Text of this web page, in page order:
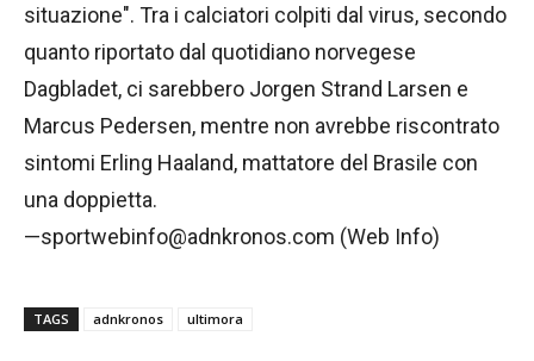
situazione". Tra i calciatori colpiti dal virus, secondo
quanto riportato dal quotidiano norvegese
Dagbladet, ci sarebbero Jorgen Strand Larsen e
Marcus Pedersen, mentre non avrebbe riscontrato
sintomi Erling Haaland, mattatore del Brasile con
una doppietta.
—sportwebinfo@adnkronos.com (Web Info)
TAGS adnkronos ultimora